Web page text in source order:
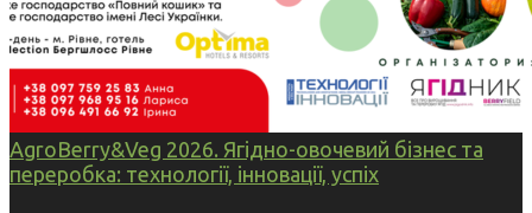
AgroBerry&Veg 2026. Ягідно-овочевий бізнес та
переробка: технології, інновації, успіх